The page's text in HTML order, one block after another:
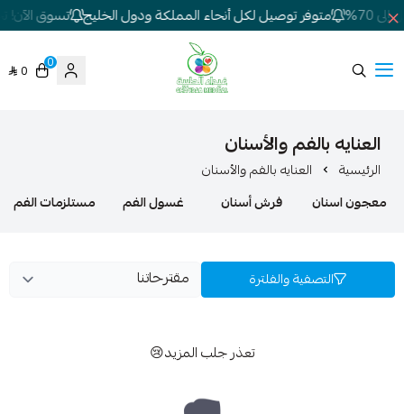
70% متوفر توصيل لكل أنحاء المملكة ودول الخليج تسوق الآن!
شركة غيداء المتطورة الطبية
0
0
العنايه بالفم والأسنان
الرئيسية
العنايه بالفم والأسنان
معجون اسنان
فرش أسنان غسول الفم مستلزمات الفم
التصفية والفلترة
تعذر جلب المزيد😢